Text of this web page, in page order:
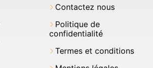
Contactez nous
Politique de
confidentialité
Termes et conditions